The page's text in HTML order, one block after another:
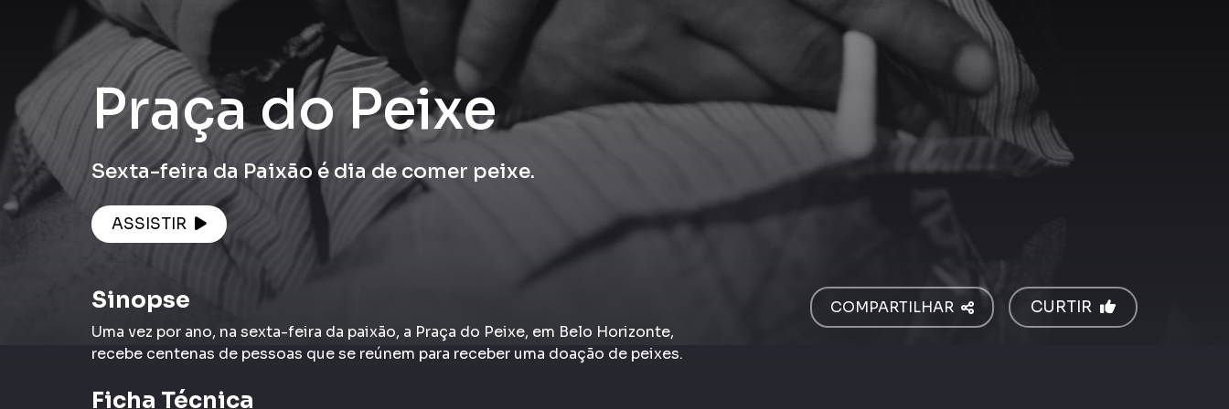
Praça do Peixe
Sexta-feira da Paixão é dia de comer peixe.
ASSISTIR
Sinopse
Uma vez por ano, na sexta-feira da paixão, a Praça do Peixe, em Belo Horizonte,
recebe centenas de pessoas que se reúnem para receber uma doação de peixes.
Ficha Técnica
COMPARTILHAR CURTIR